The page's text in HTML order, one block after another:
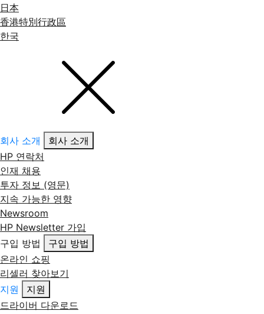
日本
香港特別行政區
한국
회사 소개
회사 소개
HP 연락처
인재 채용
투자 정보 (영문)
지속 가능한 영향
Newsroom
HP Newsletter 가입
구입 방법
구입 방법
온라인 쇼핑
리셀러 찾아보기
지원
지원
드라이버 다운로드